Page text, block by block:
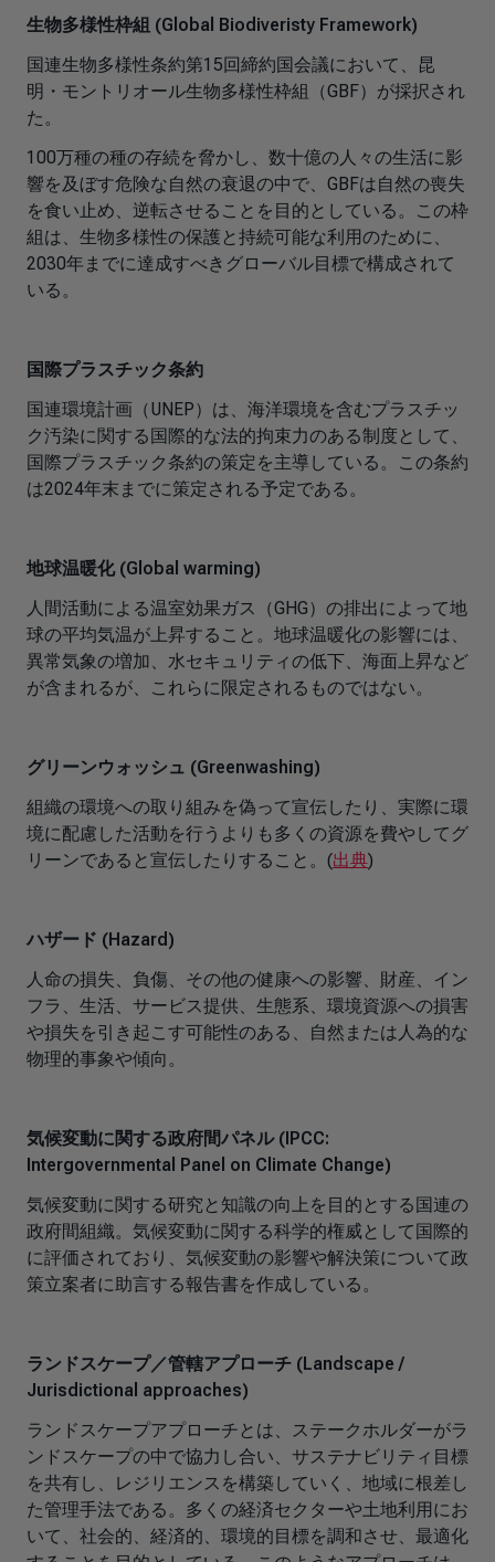
生物多様性枠組 (Global Biodiveristy Framework)
国連生物多様性条約第15回締約国会議において、昆
明・モントリオール生物多様性枠組（GBF）が採択され
た。
100万種の種の存続を脅かし、数十億の人々の生活に影
響を及ぼす危険な自然の衰退の中で、GBFは自然の喪失
を食い止め、逆転させることを目的としている。この枠
組は、生物多様性の保護と持続可能な利用のために、
2030年までに達成すべきグローバル目標で構成されて
いる。
国際プラスチック条約
国連環境計画（UNEP）は、海洋環境を含むプラスチッ
ク汚染に関する国際的な法的拘束力のある制度として、
国際プラスチック条約の策定を主導している。この条約
は2024年末までに策定される予定である。
地球温暖化 (Global warming)
人間活動による温室効果ガス（GHG）の排出によって地
球の平均気温が上昇すること。地球温暖化の影響には、
異常気象の増加、水セキュリティの低下、海面上昇など
が含まれるが、これらに限定されるものではない。
グリーンウォッシュ (Greenwashing)
組織の環境への取り組みを偽って宣伝したり、実際に環
境に配慮した活動を行うよりも多くの資源を費やしてグ
リーンであると宣伝したりすること。(出典)
ハザード (Hazard)
人命の損失、負傷、その他の健康への影響、財産、イン
フラ、生活、サービス提供、生態系、環境資源への損害
や損失を引き起こす可能性のある、自然または人為的な
物理的事象や傾向。
気候変動に関する政府間パネル (IPCC:
Intergovernmental Panel on Climate Change)
気候変動に関する研究と知識の向上を目的とする国連の
政府間組織。気候変動に関する科学的権威として国際的
に評価されており、気候変動の影響や解決策について政
策立案者に助言する報告書を作成している。
ランドスケープ／管轄アプローチ (Landscape /
Jurisdictional approaches)
ランドスケープアプローチとは、ステークホルダーがラ
ンドスケープの中で協力し合い、サステナビリティ目標
を共有し、レジリエンスを構築していく、地域に根差し
た管理手法である。多くの経済セクターや土地利用にお
いて、社会的、経済的、環境的目標を調和させ、最適化